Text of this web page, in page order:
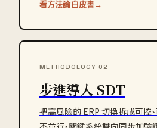
看方法論白皮書→
METHODOLOGY 02
步進導入 SDT
把高風險的 ERP 切換拆成可控